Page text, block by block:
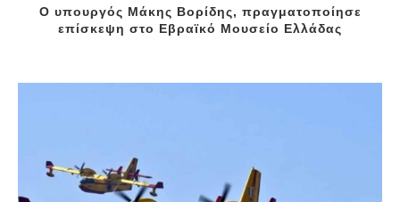
Ο υπουργός Μάκης Βορίδης, πραγματοποίησε
επίσκεψη στο Εβραϊκό Μουσείο Ελλάδας